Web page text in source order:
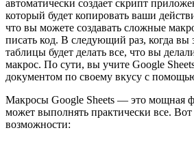
автоматически создает скрипт
который будет копировать ваши
что вы можете создавать сложные
писать код. В следующий раз, когда вы
таблицы будет делать все, что вы
макрос. По сути, вы учите Google
документом по своему вкусу с
Макросы Google Sheets — это мощная
может выполнять практически все.
возможности: